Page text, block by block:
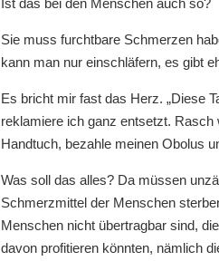
Sie muss furchtbare Schmerzen
kann man nur einschläfern, es gibt
Es bricht mir fast das Herz. „Diese
reklamiere ich ganz entsetzt. Rasch
Handtuch, bezahle meinen Obolus
Was soll das alles? Da müssen
Schmerzmittel der Menschen
Menschen nicht übertragbar sind,
davon profitieren könnten, nämlich